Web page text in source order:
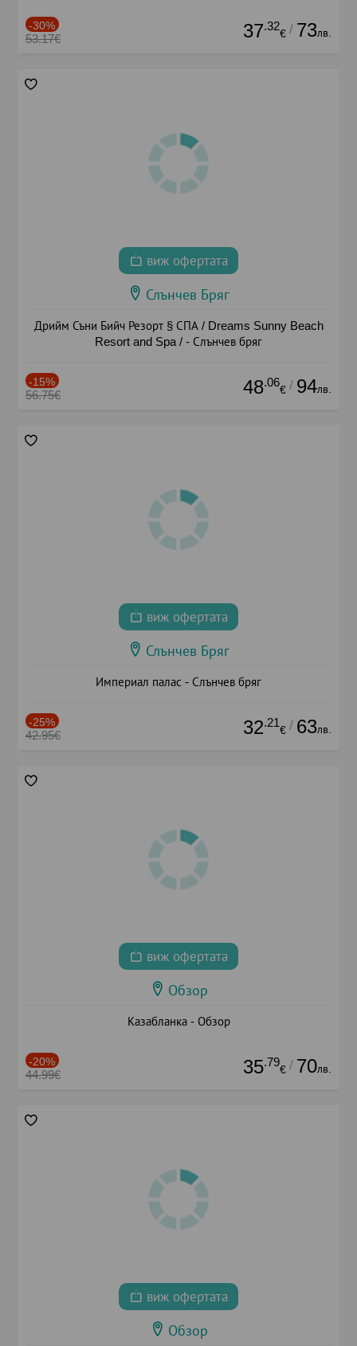
-30%
53.17€ 37.32
€ / 73лв.
виж офертата
Слънчев Бряг
Дрийм Съни Бийч Резорт § СПА / Dreams Sunny Beach
Resort and Spa / - Слънчев бряг
-15%
56.75€ 48.06
€ / 94лв.
виж офертата
Слънчев Бряг
Империал палас - Слънчев бряг
-25%
42.95€ 32.21
€ / 63лв.
виж офертата
Обзор
Казабланка - Обзор
-20%
44.99€ 35.79
€ / 70лв.
виж офертата
Обзор